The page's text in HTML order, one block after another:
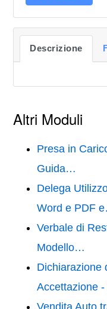
Descrizione
Altri Moduli
Presa in
Guida…
Delega
Word e PDF
Verbale di
Modello…
Dichiarazione
Accettazione
Vendita Auto